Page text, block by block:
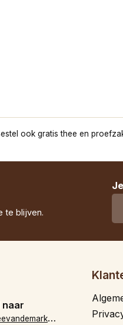
ook gratis thee en
te blijven.
naar
i
nfo@theevandemarkt.nl